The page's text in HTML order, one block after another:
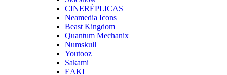
CINERÉPLICAS
Neamedia Icons
Beast Kingdom
Quantum Mechanix
Numskull
Youtooz
Sakami
EAKI